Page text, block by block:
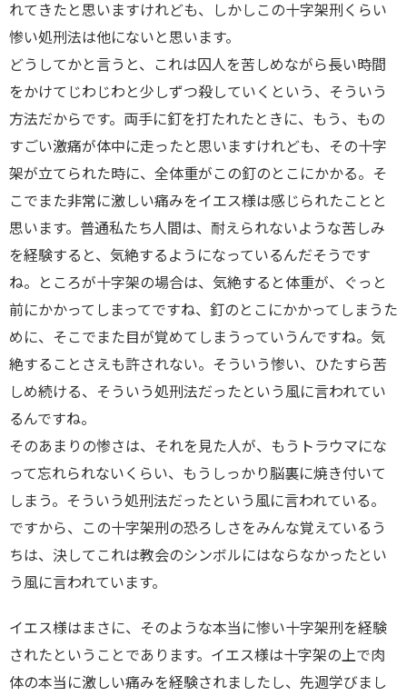
れてきたと思いますけれども、しかしこの十字架刑くらい
惨い処刑法は他にないと思います。
どうしてかと言うと、これは囚人を苦しめながら長い時間
をかけてじわじわと少しずつ殺していくという、そういう
方法だからです。両手に釘を打たれたときに、もう、もの
すごい激痛が体中に走ったと思いますけれども、その十字
架が立てられた時に、全体重がこの釘のとこにかかる。そ
こでまた非常に激しい痛みをイエス様は感じられたことと
思います。普通私たち人間は、耐えられないような苦しみ
を経験すると、気絶するようになっているんだそうです
ね。ところが十字架の場合は、気絶すると体重が、ぐっと
前にかかってしまってですね、釘のとこにかかってしまうた
めに、そこでまた目が覚めてしまうっていうんですね。気
絶することさえも許されない。そういう惨い、ひたすら苦
しめ続ける、そういう処刑法だったという風に言われてい
るんですね。
そのあまりの惨さは、それを見た人が、もうトラウマにな
って忘れられないくらい、もうしっかり脳裏に焼き付いて
しまう。そういう処刑法だったという風に言われている。
ですから、この十字架刑の恐ろしさをみんな覚えているう
ちは、決してこれは教会のシンボルにはならなかったとい
う風に言われています。
イエス様はまさに、そのような本当に惨い十字架刑を経験
されたということであります。イエス様は十字架の上で肉
体の本当に激しい痛みを経験されましたし、先週学びまし